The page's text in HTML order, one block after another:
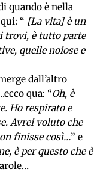
quando è nella
“ [La vita] è un
trovi, è tutto parte
quelle noiose e
dall’altro
qua: “Oh, è
Ho respirato e
Avrei voluto che
finisse così…” e
è per questo che è